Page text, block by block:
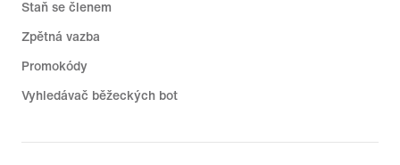
Staň se členem
Zpětná vazba
Promokódy
Vyhledávač běžeckých bot